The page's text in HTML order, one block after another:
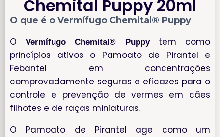
Chemital Puppy 20ml
O que é o Vermífugo Chemital® Puppy
OVermífugo Chemital® Puppytem como
princípios ativos o Pamoato de Pirantel e
Febantel em concentrações
comprovadamente seguras e eficazes para o
controle e prevenção de vermes em cães
filhotes e de raças miniaturas.
O Pamoato de Pirantel age como um